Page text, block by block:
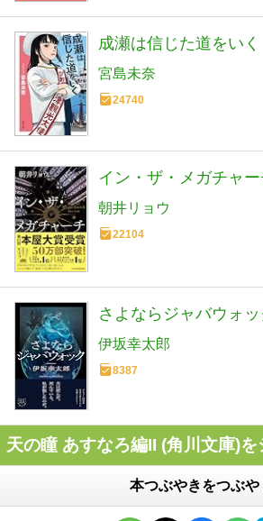
成瀬は信じた道をいく
宮島未奈
24740
イン・ザ・メガチャー
朝井リョウ
22104
さよならジャバウォッ
伊坂幸太郎
8387
天の瞳 あすなろ編II (角川文庫)を
本つぶやきをつぶや